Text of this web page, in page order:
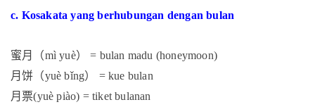
c. Kosakata yang berhubungan dengan bulan
蜜月（mì yuè） = bulan madu (honeymoon)
月饼（yuè bǐng） = kue bulan
月票(yuè piào) = tiket bulanan